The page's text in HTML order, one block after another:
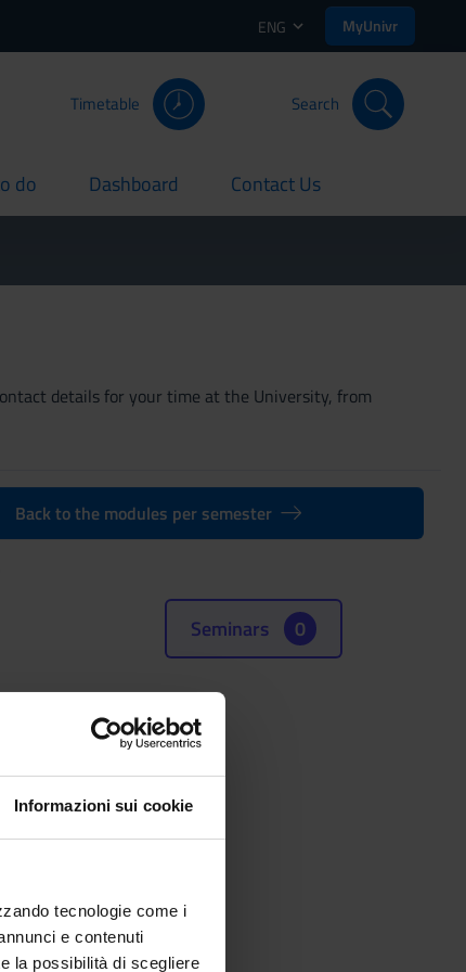
Informazioni sui cookie
tecnologie come i
e contenuti
la possibilità di scegliere
ENG MyUnivr
Timetable Search
do Dashboard
current Contact Us
current
details for your time at the University, from
Back to the modules per semester
Seminars 0